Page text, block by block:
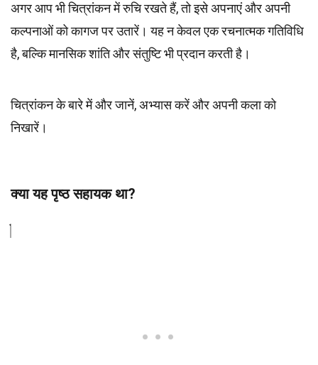
अगर आप भी चित्रांकन में रुचि रखते हैं, तो इसे अपनाएं और अपनी
कल्पनाओं को कागज पर उतारें। यह न केवल एक रचनात्मक गतिविधि
है, बल्कि मानसिक शांति और संतुष्टि भी प्रदान करती है।
चित्रांकन के बारे में और जानें, अभ्यास करें और अपनी कला को
निखारें।
क्या यह पृष्ठ सहायक था?